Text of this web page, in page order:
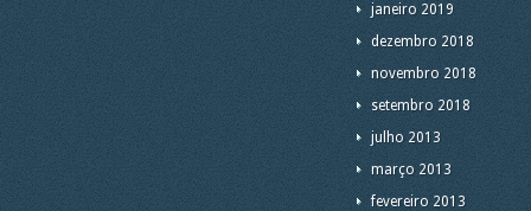
janeiro 2019
dezembro 2018
novembro 2018
setembro 2018
julho 2013
março 2013
fevereiro 2013